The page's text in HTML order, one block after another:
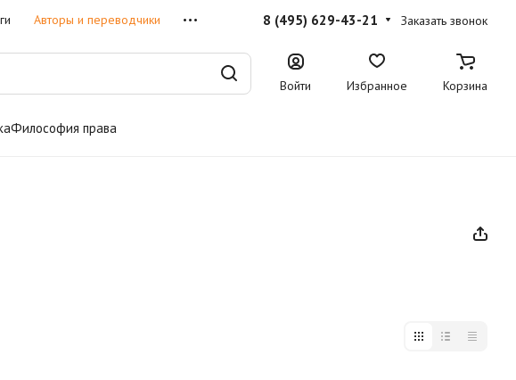
Авторы и переводчики 8 (495) 629-43-21 Заказать звонок
Войти Избранное Корзина
Философия права